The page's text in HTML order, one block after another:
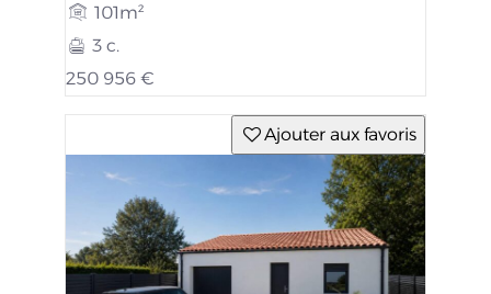
101m²
3 c.
250 956 €
Ajouter aux favoris